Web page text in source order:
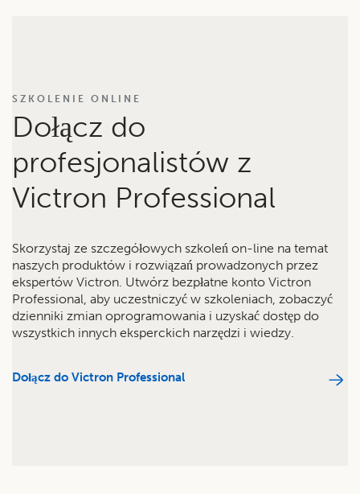
SZKOLENIE ONLINE
Dołącz do
profesjonalistów z
Victron Professional
Skorzystaj ze szczegółowych szkoleń on-line na temat
naszych produktów i rozwiązań prowadzonych przez
ekspertów Victron. Utwórz bezpłatne konto Victron
Professional, aby uczestniczyć w szkoleniach, zobaczyć
dzienniki zmian oprogramowania i uzyskać dostęp do
wszystkich innych eksperckich narzędzi i wiedzy.
Dołącz do Victron Professional